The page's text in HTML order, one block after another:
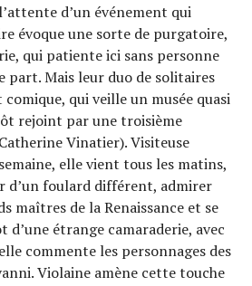
d’un événement qui
évoque une sorte de purgatoire,
qui patiente ici sans personne
part. Mais leur duo de solitaires
comique, qui veille un musée quasi
rejoint par une troisième
Vinatier). Visiteuse
elle vient tous les matins,
d’un foulard différent, admirer
maîtres de la Renaissance et se
d’une étrange camaraderie, avec
commente les personnages des
Violaine amène cette touche